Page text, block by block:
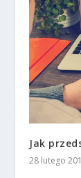
Jak
28 lutego